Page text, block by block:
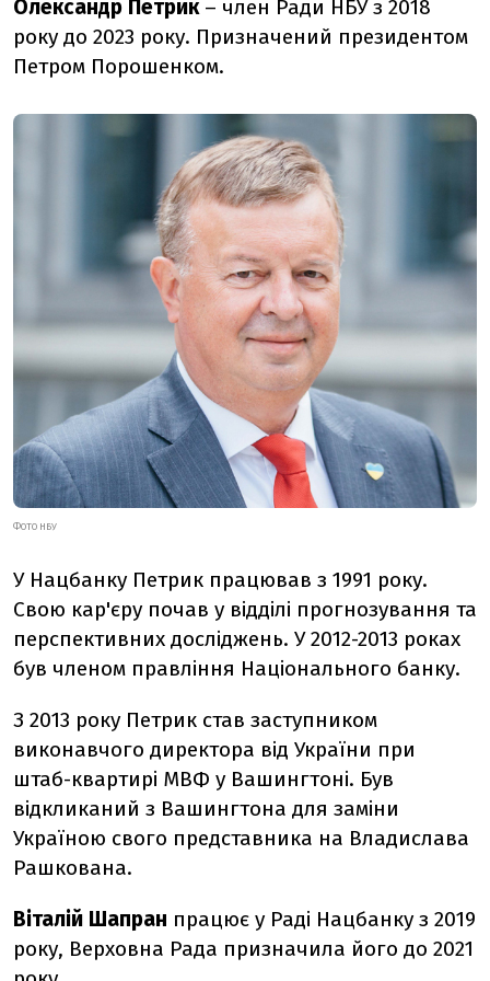
Олександр Петрик – член Ради НБУ з 2018
року до 2023 року. Призначений президентом
Петром Порошенком.
ФОТО НБУ
У Нацбанку Петрик працював з 1991 року.
Свою кар'єру почав у відділі прогнозування та
перспективних досліджень. У 2012-2013 роках
був членом правління Національного банку.
З 2013 року Петрик став заступником
виконавчого директора від України при
штаб-квартирі МВФ у Вашингтоні. Був
відкликаний з Вашингтона для заміни
Україною свого представника на Владислава
Рашкована.
Віталій Шапран працює у Раді Нацбанку з 2019
року, Верховна Рада призначила його до 2021